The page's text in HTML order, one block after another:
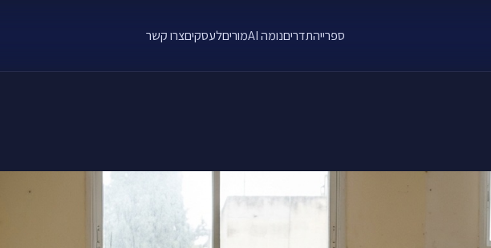
ספרייהתדריםנומה AI מוריםלעסקיםצרו קשר